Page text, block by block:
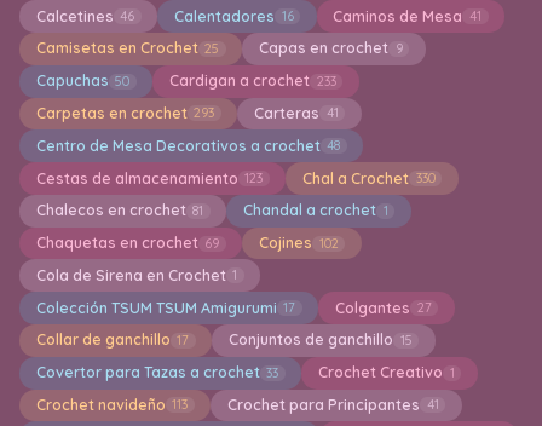
Calcetines 46 Calentadores 16 Caminos de Mesa 41
Camisetas en Crochet 25 Capas en crochet 9
Capuchas 50 Cardigan a crochet 233
Carpetas en crochet 293 Carteras 41
Centro de Mesa Decorativos a crochet 48
Cestas de almacenamiento 123 Chal a Crochet 330
Chalecos en crochet 81 Chandal a crochet 1
Chaquetas en crochet 69 Cojines 102
Cola de Sirena en Crochet 1
Colección TSUM TSUM Amigurumi 17 Colgantes 27
Collar de ganchillo 17 Conjuntos de ganchillo 15
Covertor para Tazas a crochet 33 Crochet Creativo 1
Crochet navideño 113 Crochet para Principantes 41